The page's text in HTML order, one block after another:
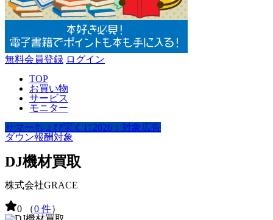
無料会員登録 ログイン
TOP
お買い物
サービス
モニター
サマーちょび宝くじ2026：対象広告
ダウン報酬対象
DJ機材買取
株式会社GRACE
0 （0 件）